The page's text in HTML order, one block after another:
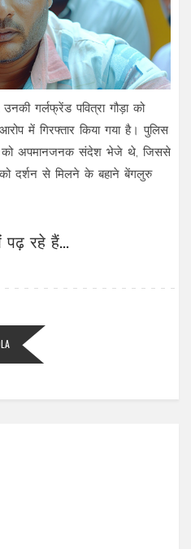
गर्लफ्रेंड पवित्रा गौड़ा को
में गिरफ्तार किया गया है। पुलिस
को अपमानजनक संदेश भेजे थे, जिससे
को दर्शन से मिलने के बहाने बेंगलुरु
पढ़ रहे हैं...